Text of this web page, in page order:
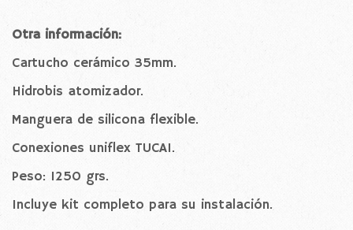
Otra información:
Cartucho cerámico 35mm.
Hidrobis atomizador.
Manguera de silicona flexible.
Conexiones uniflex TUCAI.
Peso: 1250 grs.
Incluye kit completo para su instalación.